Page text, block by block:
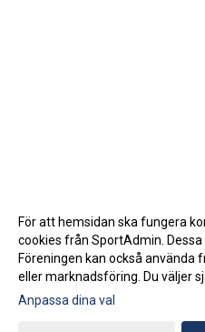
Gå till
För att hemsidan ska fungera
cookies från SportAdmin.
Föreningen kan också använda
eller marknadsföring. Du väljer
Anpassa dina val